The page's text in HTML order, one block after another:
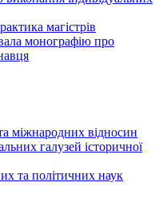
магістрів
монографію про
та міжнародних відносин
галузей історичної
та політичних наук